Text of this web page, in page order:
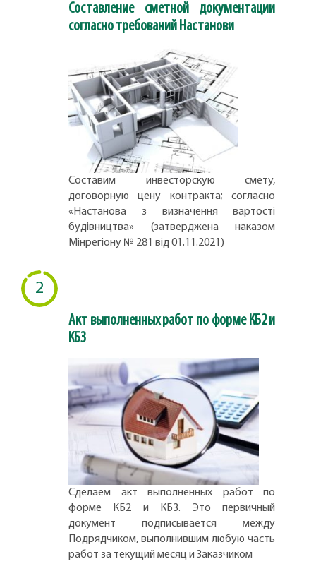
Составление сметной документации
согласно требований Настанови
Составим инвесторскую смету,
договорную цену контракта; согласно
«Настанова з визначення вартості
будівництва» (затверджена наказом
Мінрегіону № 281 від 01.11.2021)
2
Акт выполненных работ по форме КБ2 и
КБ3
Сделаем акт выполненных работ по
форме КБ2 и КБ3. Это первичный
документ подписывается между
Подрядчиком, выполнившим любую часть
работ за текущий месяц и Заказчиком